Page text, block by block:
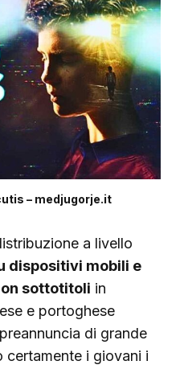
– medjugorje.it
a livello
dispositivi mobili e
sottotitoli in
e portoghese
di grande
certamente i giovani i